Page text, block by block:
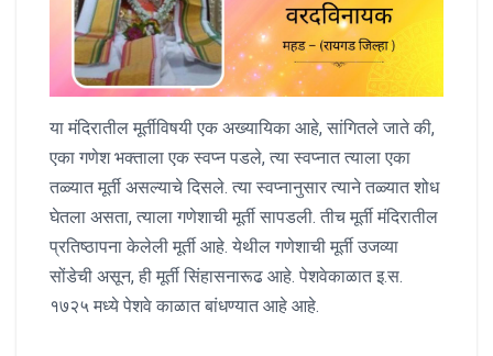
या मंदिरातील मूर्तीविषयी एक अख्यायिका आहे, सांगितले जाते की,
एका गणेश भक्ताला एक स्वप्न पडले, त्या स्वप्नात त्याला एका
तळ्यात मूर्ती असल्याचे दिसले. त्या स्वप्नानुसार त्याने तळ्यात शोध
घेतला असता, त्याला गणेशाची मूर्ती सापडली. तीच मूर्ती मंदिरातील
प्रतिष्ठापना केलेली मूर्ती आहे. येथील गणेशाची मूर्ती उजव्या
सोंडेची असून, ही मूर्ती सिंहासनारूढ आहे. पेशवेकाळात इ.स.
१७२५ मध्ये पेशवे काळात बांधण्यात आहे आहे.